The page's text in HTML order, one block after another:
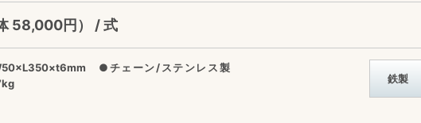
58,000円） / 式
●チェーン/ステンレス製
鉄製